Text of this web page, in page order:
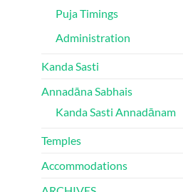
Puja Timings
Administration
Kanda Sasti
Annadāna Sabhais
Kanda Sasti Annadānam
Temples
Accommodations